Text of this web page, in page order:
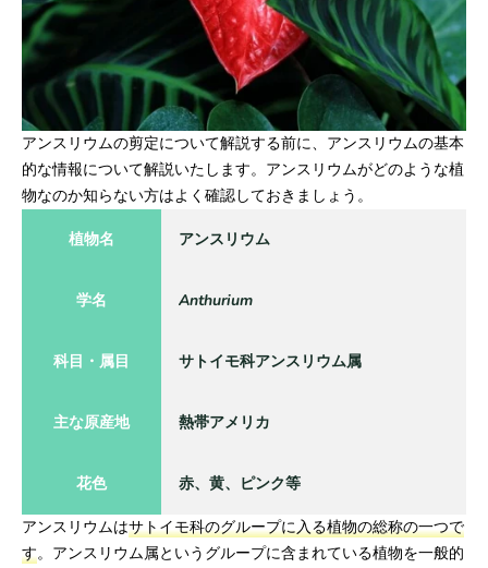
アンスリウムの剪定について解説する前に、アンスリウムの基本
的な情報について解説いたします。アンスリウムがどのような植
物なのか知らない方はよく確認しておきましょう。
植物名 アンスリウム
学名 Anthurium
科目・属目 サトイモ科アンスリウム属
主な原産地 熱帯アメリカ
花色 赤、黄、ピンク等
アンスリウムはサトイモ科のグループに入る植物の総称の一つで
す。アンスリウム属というグループに含まれている植物を一般的